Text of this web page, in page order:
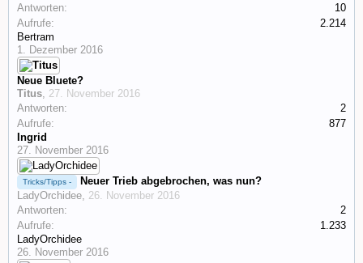
Antworten:
10
Aufrufe:
2.214
Bertram
1. Dezember 2016
Neue Bluete?
Titus, 27. November 2016
Antworten:
2
Aufrufe:
877
Ingrid
27. November 2016
Tricks/Tipps -
Neuer Trieb abgebrochen, was nun?
LadyOrchidee, 26. November 2016
Antworten:
2
Aufrufe:
1.233
LadyOrchidee
26. November 2016